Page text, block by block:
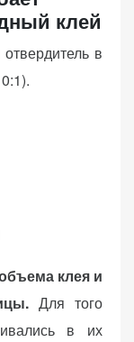
клей
в
клея и
Для того
в их